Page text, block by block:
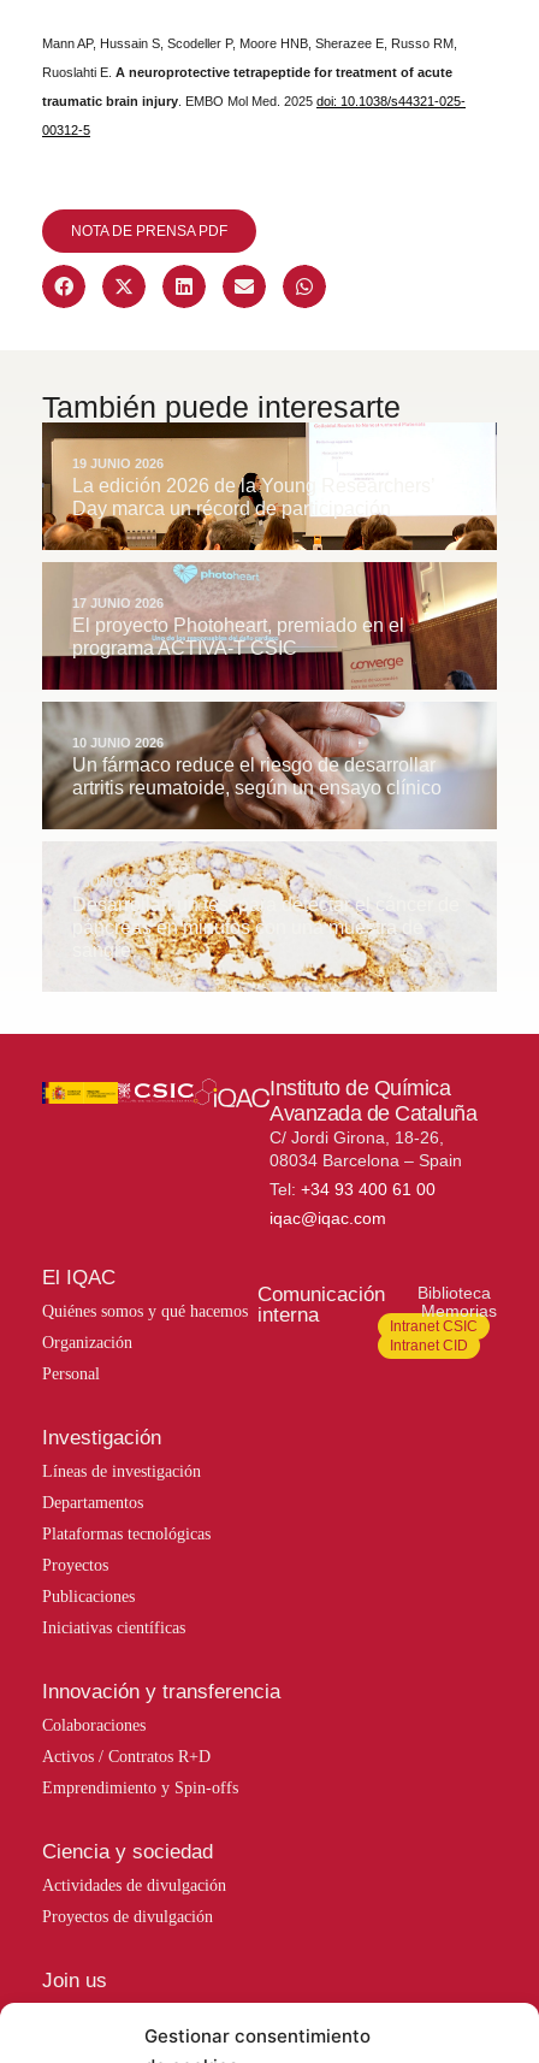
Gestionar consentimiento
Mann AP, Hussain S, Scodeller P, Moore HNB, Sherazee E, Russo RM,
Ruoslahti E. A neuroprotective tetrapeptide for treatment of acute
traumatic brain injury . EMBO Mol Med. 2025 doi: 10.1038/s44321-025-
00312-5
NOTA DE PRENSA PDF
También puede interesarte
19 JUNIO 2026
La edición 2026 de la Young Researchers’
Day marca un récord de participación
17 JUNIO 2026
El proyecto Photoheart, premiado en el
programa ACTIVA-T CSIC
10 JUNIO 2026
Un fármaco reduce el riesgo de desarrollar
artritis reumatoide, según un ensayo clínico
1 JUNIO 2026
Desarrollan un test para detectar el cáncer de
páncreas en minutos con una muestra de
sangre
Instituto de Química
Avanzada de Cataluña
C/ Jordi Girona, 18-26,
08034 Barcelona – Spain
Tel: +34 93 400 61 00
iqac@iqac.com
El IQAC
Quiénes somos y qué hacemos
Organización
Personal
Investigación
Líneas de investigación
Departamentos
Plataformas tecnológicas
Proyectos
Publicaciones
Iniciativas científicas
Innovación y transferencia
Colaboraciones
Activos / Contratos R+D
Emprendimiento y Spin-offs
Ciencia y sociedad
Actividades de divulgación
Proyectos de divulgación
Join us
Ofertas de trabajo
Comunicación
interna
Biblioteca
Memorias
Intranet CSIC
Intranet CID